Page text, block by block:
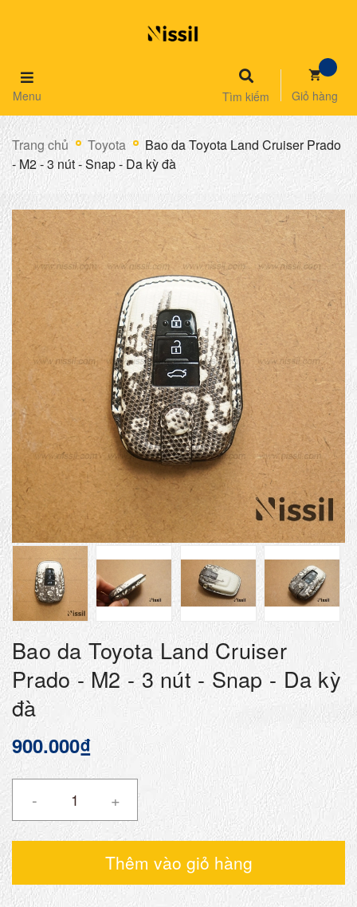
Menu Tìm kiếm Giỏ hàng
Trang chủ Toyota
Bao da Toyota Land Cruiser Prado
- M2 - 3 nút - Snap - Da kỳ đà
Bao da Toyota Land Cruiser
Prado - M2 - 3 nút - Snap - Da kỳ
đà
900.000₫
- +
Thêm vào giỏ hàng